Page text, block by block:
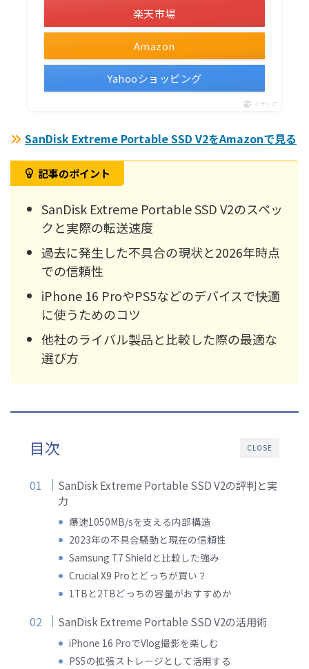
Amazon
楽天市場
Yahooショッピング
ポチップ
SanDisk Extreme Portable SSD V2をAmazonで見る
記事のポイント
SanDisk Extreme Portable SSD V2のスペッ
クと実際の転送速度
過去に発生した不具合の現状と2026年時点
での信頼性
iPhone 16 ProやPS5などのデバイスで快適
に使うためのコツ
他社のライバル製品と比較した際の最適な
選び方
CLOSE
目次
SanDisk Extreme Portable SSD V2の評判と実
力
爆速1050MB/sを支える内部構造
2023年の不具合騒動と現在の信頼性
Samsung T7 Shieldと比較した強み
Crucial X9 Proとどっちが買い？
1TBと2TBどっちの容量がおすすめか
SanDisk Extreme Portable SSD V2の活用術
iPhone 16 ProでVlog撮影を楽しむ
PS5の拡張ストレージとして活用する